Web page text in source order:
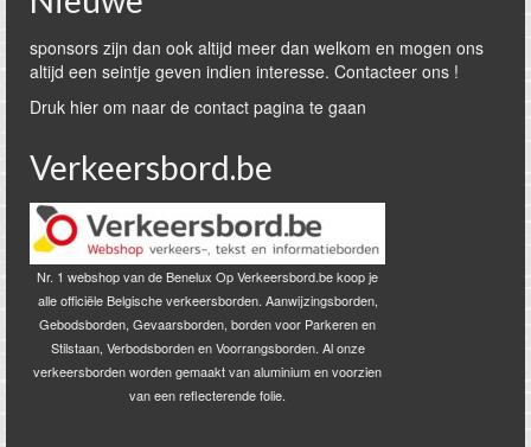
sponsors zijn dan ook altijd meer dan welkom en mogen ons
altijd een seintje geven indien interesse. Contacteer ons !
Druk hier om naar de contact pagina te gaan
Verkeersbord.be
Nr. 1 webshop van de Benelux Op Verkeersbord.be koop je
alle officiële Belgische verkeersborden. Aanwijzingsborden,
Gebodsborden, Gevaarsborden, borden voor Parkeren en
Stilstaan, Verbodsborden en Voorrangsborden. Al onze
verkeersborden worden gemaakt van aluminium en voorzien
van een reflecterende folie.